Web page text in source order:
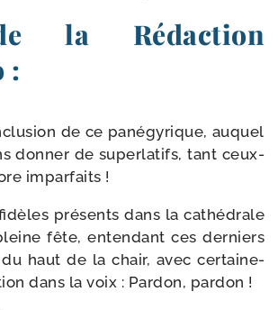
la Rédaction
:
de ce pané­gy­rique, auquel
don­ner de super­la­tifs, tant ceux-​
imparfaits !
pré­sents dans la cathé­drale
fête, enten­dant ces der­niers
haut de la chair, avec cer­tai­ne­
dans la voix : Pardon, pardon !